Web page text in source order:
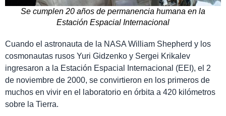
Se cumplen 20 años de permanencia humana en la
Estación Espacial Internacional
Cuando el astronauta de la NASA William Shepherd y los
cosmonautas rusos Yuri Gidzenko y Sergei Krikalev
ingresaron a la Estación Espacial Internacional (EEI), el 2
de noviembre de 2000, se convirtieron en los primeros de
muchos en vivir en el laboratorio en órbita a 420 kilómetros
sobre la Tierra.